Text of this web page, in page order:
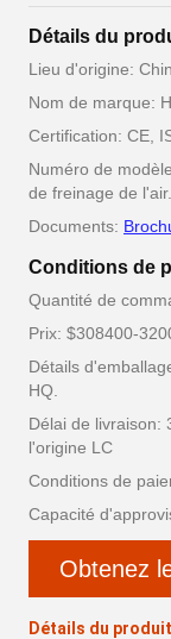
Détails du
Lieu d'origine:
Nom de marque:
Certification: CE,
Numéro de
de freinage de l'air.
Documents:
Conditions de
Quantité de
Prix: $308400-
Détails
HQ.
Délai de livraison:
l'origine LC
Conditions de
Capacité
Obtenez
Détails du produit